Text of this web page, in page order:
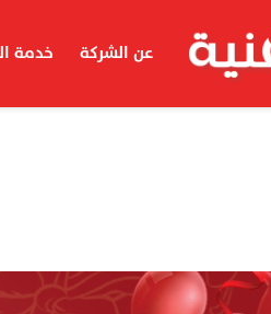
عن الشركة خدمة